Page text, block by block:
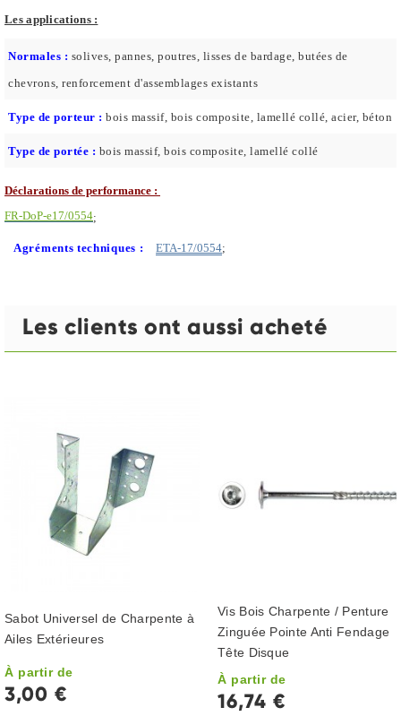
Les applications :
Normales : solives, pannes, poutres, lisses de bardage, butées de
chevrons, renforcement d'assemblages existants
Type de porteur : bois massif, bois composite, lamellé collé, acier, béton
Type de portée : bois massif, bois composite, lamellé collé
Déclarations de performance :
FR-DoP-e17/0554;
Agréments techniques : ETA-17/0554;
Les clients ont aussi acheté
Sabot Universel de Charpente à
Ailes Extérieures
À partir de
3,00 €
Vis Bois Charpente / Penture
Zinguée Pointe Anti Fendage
Tête Disque
À partir de
16,74 €